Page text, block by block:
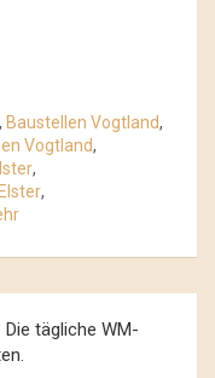
, Baustellen Vogtland,
Vogtland,
,
,
tägliche WM-